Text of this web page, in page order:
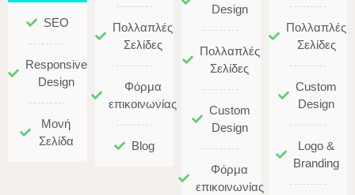
SEO
Responsive
Design
Μονή
Σελίδα
Πολλαπλές
Σελίδες
Φόρμα
επικοινωνίας
Blog
Design
Πολλαπλές
Σελίδες
Custom
Design
Φόρμα
επικοινωνίας
Πολλαπλές
Σελίδες
Custom
Design
Logo &
Branding